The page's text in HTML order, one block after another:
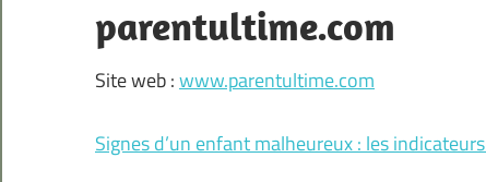
parentultime.com
Site web :www.parentultime.com
Signes d’un enfant malheureux : les